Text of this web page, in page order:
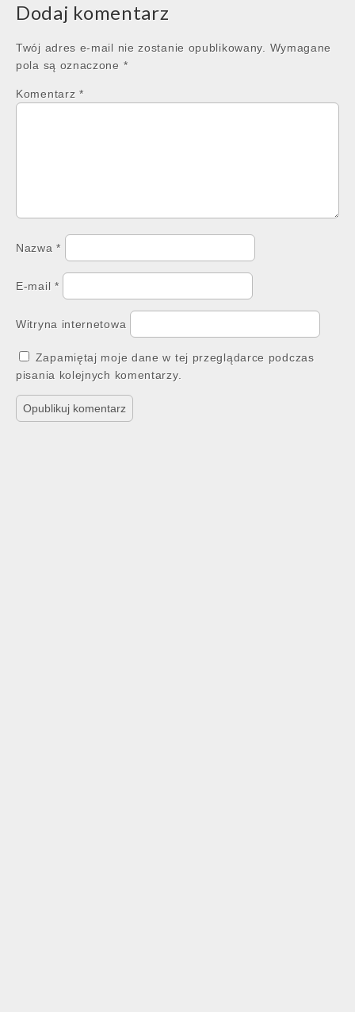
Dodaj komentarz
Twój adres e-mail nie zostanie opublikowany.
Wymagane
pola są oznaczone *
Komentarz *
Nazwa*
E-mail *
Witryna internetowa
Zapamiętaj moje dane w tej przeglądarce podczas
pisania kolejnych komentarzy.